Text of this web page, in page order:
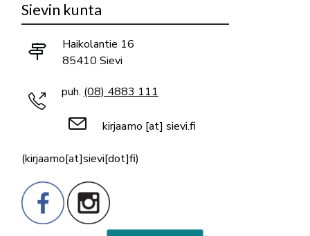
Sievin kunta
Haikolantie 16
85410 Sievi
puh. (08) 4883 111
kirjaamo [at] sievi.fi
(kirjaamo[at]sievi[dot]fi)